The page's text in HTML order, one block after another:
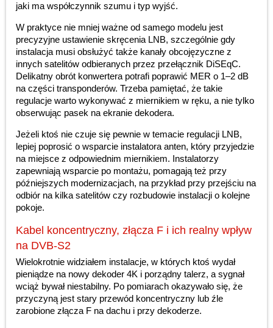
jaki ma współczynnik szumu i typ wyjść.
W praktyce nie mniej ważne od samego modelu jest
precyzyjne ustawienie skręcenia LNB, szczególnie gdy
instalacja musi obsłużyć także kanały obcojęzyczne z
innych satelitów odbieranych przez przełącznik DiSEqC.
Delikatny obrót konwertera potrafi poprawić MER o 1–2 dB
na części transponderów. Trzeba pamiętać, że takie
regulacje warto wykonywać z miernikiem w ręku, a nie tylko
obserwując pasek na ekranie dekodera.
Jeżeli ktoś nie czuje się pewnie w temacie regulacji LNB,
lepiej poprosić o wsparcie instalatora anten, który przyjedzie
na miejsce z odpowiednim miernikiem. Instalatorzy
zapewniają wsparcie po montażu, pomagają też przy
późniejszych modernizacjach, na przykład przy przejściu na
odbiór na kilka satelitów czy rozbudowie instalacji o kolejne
pokoje.
Kabel koncentryczny, złącza F i ich realny wpływ
na DVB-S2
Wielokrotnie widziałem instalacje, w których ktoś wydał
pieniądze na nowy dekoder 4K i porządny talerz, a sygnał
wciąż bywał niestabilny. Po pomiarach okazywało się, że
przyczyną jest stary przewód koncentryczny lub źle
zarobione złącza F na dachu i przy dekoderze.